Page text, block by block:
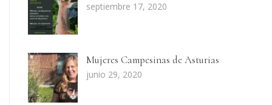
septiembre 17, 2020
Mujeres Campesinas de Asturias
junio 29, 2020